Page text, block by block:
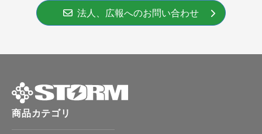
法人、広報へのお問い合わせ
商品カテゴリ